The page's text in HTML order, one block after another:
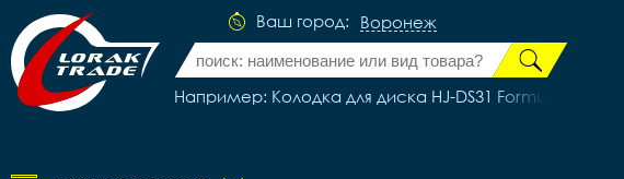
Ваш город: Воронеж
Например: Колодка для диска HJ-DS31 Formula Oro